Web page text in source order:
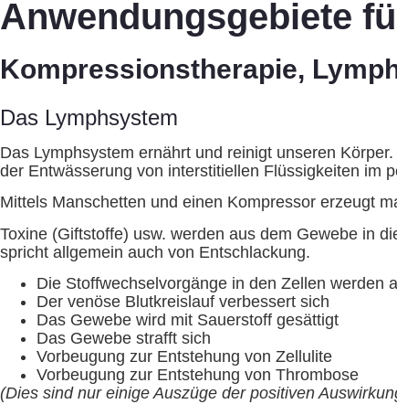
Anwendungsgebiete
Kompressionstherapie,
Das Lymphsystem
Das Lymphsystem ernährt und reinigt unseren
der Entwässerung von interstitiellen Flüssigkeiten im
Mittels Manschetten und einen Kompressor erzeugt
Toxine (Giftstoffe) usw. werden aus dem Gewebe in
spricht allgemein auch von Entschlackung.
Die Stoffwechselvorgänge in den Zellen werden
Der venöse Blutkreislauf verbessert sich
Das Gewebe wird mit Sauerstoff gesättigt
Das Gewebe strafft sich
Vorbeugung zur Entstehung von Zellulite
Vorbeugung zur Entstehung von Thrombose
(Dies sind nur einige Auszüge der positiven